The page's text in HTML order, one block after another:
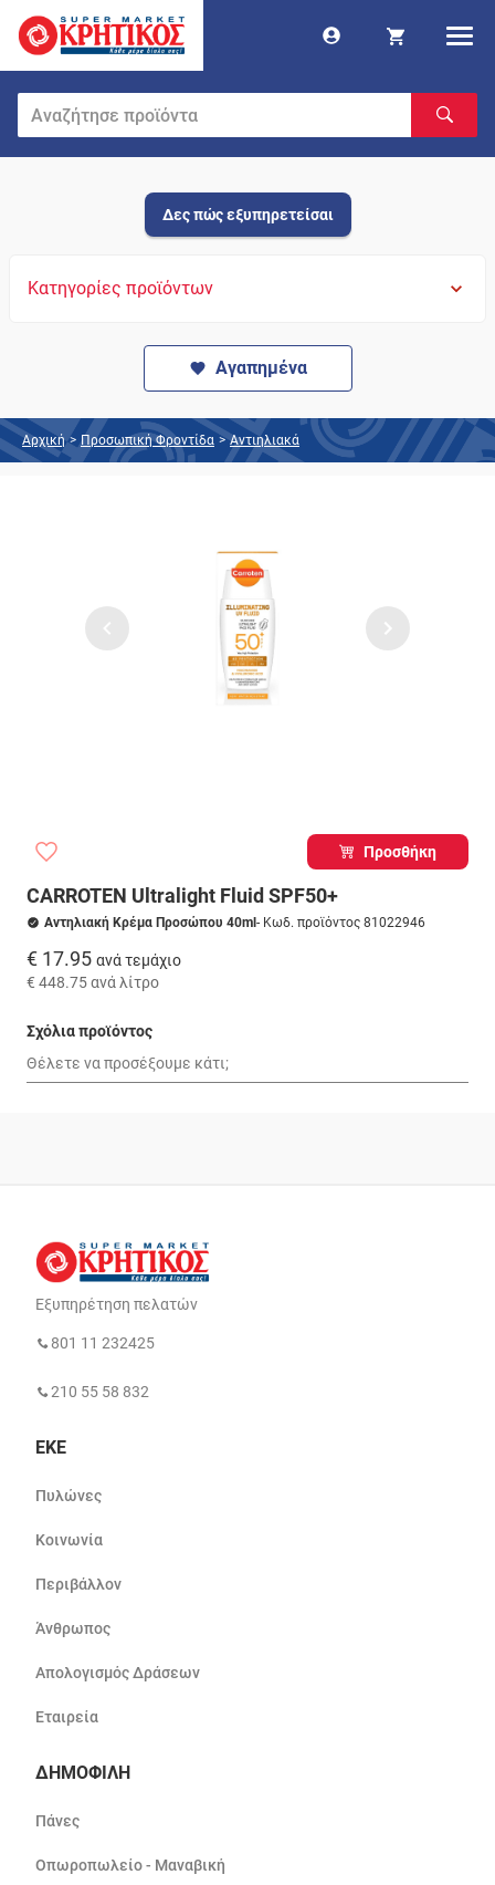
Δες πώς εξυπηρετείσαι
Κατηγορίες προϊόντων
Αγαπημένα
Αρχική > Προσωπική Φροντίδα > Αντιηλιακά
Προσθήκη
CARROTEN Ultralight Fluid SPF50+
Αντηλιακή Κρέμα Προσώπου 40ml - Κωδ. προϊόντος 81022946
€ 17.95 ανά τεμάχιο
€ 448.75ανά λίτρο
Σχόλια προϊόντος
Εξυπηρέτηση πελατών
801 11 232425
210 55 58 832
ΕΚΕ
Πυλώνες
Κοινωνία
Περιβάλλον
Άνθρωπος
Απολογισμός Δράσεων
Εταιρεία
ΔΗΜΟΦΙΛΗ
Πάνες
Οπωροπωλείο - Μαναβική